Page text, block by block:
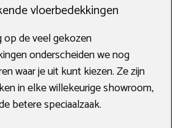
vloerbedekkingen
op de veel gekozen
onderscheiden we nog
waar je uit kunt kiezen. Ze zijn
in elke willekeurige showroom,
betere speciaalzaak.